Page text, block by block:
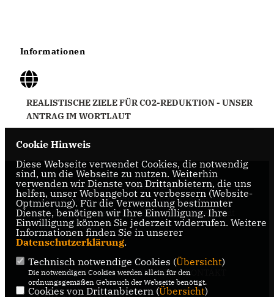
Informationen
REALISTISCHE ZIELE FÜR CO2-REDUKTION - UNSER
ANTRAG IM WORTLAUT
Internetseite der CDU-Fraktion im Rat der Stadt
Braunschweig, mit aktuellen Informationen rund
um die Kommunalpolitik in der zweitgrößten Stadt
Niedersachsens.
IMPRESSUM DATENSCHUTZ KONTAKT
Cookie Hinweis
Diese Webseite verwendet Cookies, die notwendig
sind, um die Webseite zu nutzen. Weiterhin
verwenden wir Dienste von Drittanbietern, die uns
helfen, unser Webangebot zu verbessern (Website-
Optmierung). Für die Verwendung bestimmter
Dienste, benötigen wir Ihre Einwilligung. Ihre
Einwilligung können Sie jederzeit widerrufen. Weitere
Informationen finden Sie in unserer
Datenschutzerklärung.
Technisch notwendige Cookies (Übersicht)
Die notwendigen Cookies werden allein für den
ordnungsgemäßen Gebrauch der Webseite benötigt.
Cookies von Drittanbietern (Übersicht)